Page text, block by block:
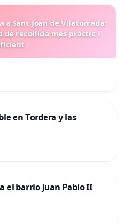
Sant Joan de Vilatorrada:
de recollida més pràctic i
en Tordera y las
el barrio Juan Pablo II